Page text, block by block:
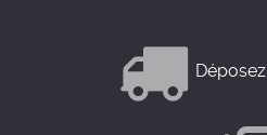
Déposez